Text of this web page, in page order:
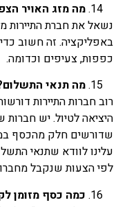
מה מזג האויר
נשאל את חברת התיירות
באפליקציה. זה חשוב
כפפות, צעיפים וכדומה.
מה תנאי
רוב חברות התיירות
היציאה לטיול. יש חברות
שדורשים חלק מהכסף
עלינו לוודא שתנאי
לפי הצעות שנקבל
כמה כסף מזומן